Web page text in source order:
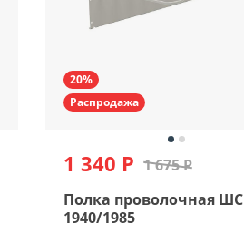
20%
Распродажа
1 340 Р 1 675 Р
Полка проволочная ШС
1940/1985